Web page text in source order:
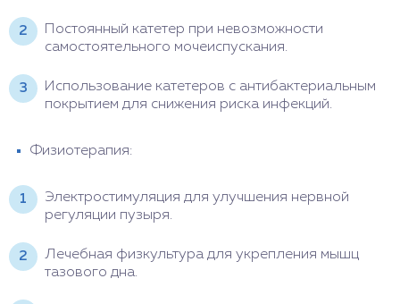
Постоянный катетер при невозможности
самостоятельного мочеиспускания.
Использование катетеров с антибактериальным
покрытием для снижения риска инфекций.
Физиотерапия:
Электростимуляция для улучшения нервной
регуляции пузыря.
Лечебная физкультура для укрепления мышц
тазового дна.